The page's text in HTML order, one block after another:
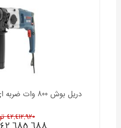
دریل بوش 800 وات ضربه ای مدل gsb 18-2 re
42,412,920 تومان